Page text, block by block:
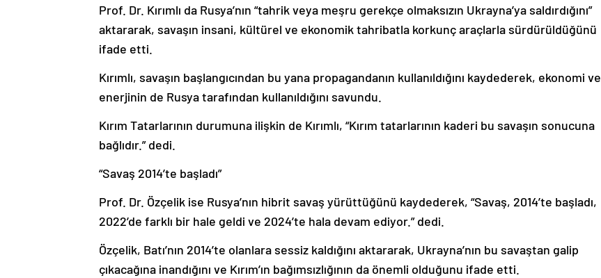
Prof. Dr. Kırımlı da Rusya’nın “tahrik veya meşru gerekçe olmaksızın Ukrayna’ya saldırdığını”
aktararak, savaşın insani, kültürel ve ekonomik tahribatla korkunç araçlarla sürdürüldüğünü
ifade etti.
Kırımlı, savaşın başlangıcından bu yana propagandanın kullanıldığını kaydederek, ekonomi ve
enerjinin de Rusya tarafından kullanıldığını savundu.
Kırım Tatarlarının durumuna ilişkin de Kırımlı, “Kırım tatarlarının kaderi bu savaşın sonucuna
bağlıdır.” dedi.
“Savaş 2014’te başladı”
Prof. Dr. Özçelik ise Rusya’nın hibrit savaş yürüttüğünü kaydederek, “Savaş, 2014’te başladı,
2022’de farklı bir hale geldi ve 2024’te hala devam ediyor.” dedi.
Özçelik, Batı’nın 2014’te olanlara sessiz kaldığını aktararak, Ukrayna’nın bu savaştan galip
çıkacağına inandığını ve Kırım’ın bağımsızlığının da önemli olduğunu ifade etti.